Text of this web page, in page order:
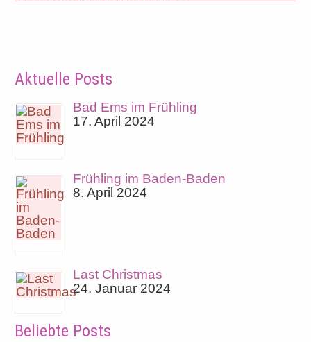
Aktuelle Posts
Bad Ems im Frühling
17. April 2024
Frühling im Baden-Baden
8. April 2024
Last Christmas
24. Januar 2024
Beliebte Posts